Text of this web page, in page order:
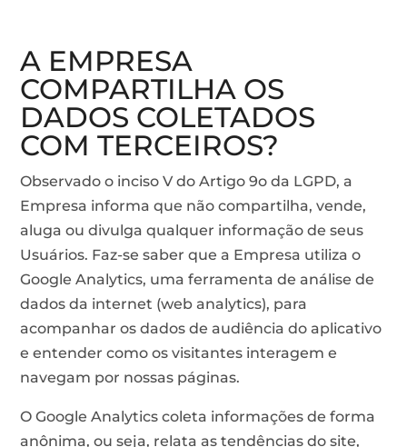
A EMPRESA
COMPARTILHA OS
DADOS COLETADOS
COM TERCEIROS?
Observado o inciso V do Artigo 9o da LGPD, a
Empresa informa que não compartilha, vende,
aluga ou divulga qualquer informação de seus
Usuários. Faz-se saber que a Empresa utiliza o
Google Analytics, uma ferramenta de análise de
dados da internet (web analytics), para
acompanhar os dados de audiência do aplicativo
e entender como os visitantes interagem e
navegam por nossas páginas.
O Google Analytics coleta informações de forma
anônima, ou seja, relata as tendências do site,